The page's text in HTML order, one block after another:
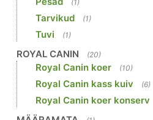
(1)
Tarvikud (1)
Tuvi (1)
ROYAL CANIN (20)
Royal Canin koer (10)
Royal Canin kass kuiv (6)
Royal Canin koer konserv